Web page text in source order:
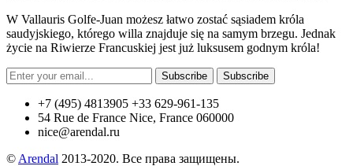
W Vallauris Golfe-Juan możesz łatwo zostać sąsiadem króla
saudyjskiego, którego willa znajduje się na samym brzegu. Jednak
życie na Riwierze Francuskiej jest już luksusem godnym króla!
Subscribe Subscribe
+7 (495) 4813905 +33 629-961-135
54 Rue de France Nice, France 060000
nice@arendal.ru
© Arendal 2013-2020. Все права защищены.